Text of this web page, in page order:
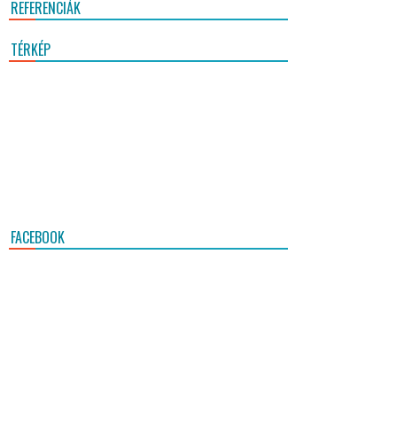
REFERENCIÁK
TÉRKÉP
FACEBOOK